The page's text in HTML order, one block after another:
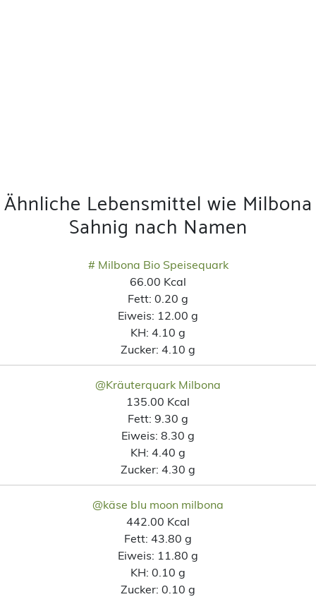
Ähnliche Lebensmittel wie Milbona
Sahnig nach Namen
# Milbona Bio Speisequark
66.00 Kcal
Fett: 0.20 g
Eiweis: 12.00 g
KH: 4.10 g
Zucker: 4.10 g
@Kräuterquark Milbona
135.00 Kcal
Fett: 9.30 g
Eiweis: 8.30 g
KH: 4.40 g
Zucker: 4.30 g
@käse blu moon milbona
442.00 Kcal
Fett: 43.80 g
Eiweis: 11.80 g
KH: 0.10 g
Zucker: 0.10 g